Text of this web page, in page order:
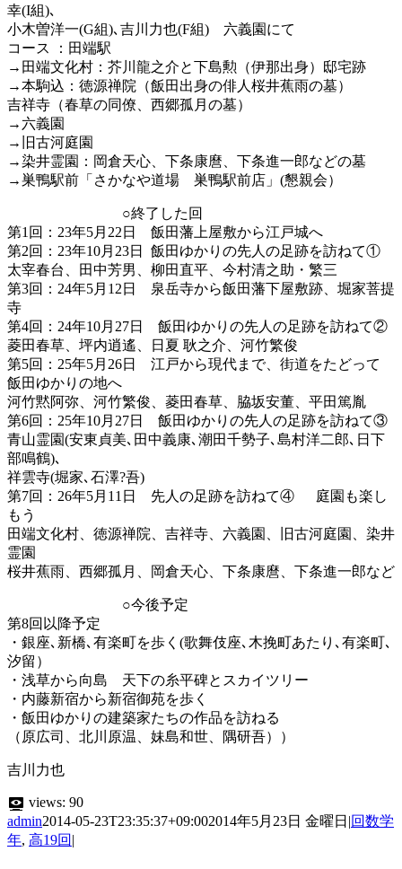
幸(I組)､
小木曽洋一(G組)､吉川力也(F組) 六義園にて
コース ：田端駅
→田端文化村：芥川龍之介と下島勲（伊那出身）邸宅跡
→本駒込：徳源禅院（飯田出身の俳人桜井蕉雨の墓）
吉祥寺（春草の同僚、西郷孤月の墓）
→六義園
→旧古河庭園
→染井霊園：岡倉天心、下条康麿、下条進一郎などの墓
→巣鴨駅前「さかなや道場 巣鴨駅前店」(懇親会）
○終了した回
第1回：23年5月22日 飯田藩上屋敷から江戸城へ
第2回：23年10月23日 飯田ゆかりの先人の足跡を訪ねて①
太宰春台、田中芳男、柳田直平、今村清之助・繁三
第3回：24年5月12日 泉岳寺から飯田藩下屋敷跡、堀家菩提
寺
第4回：24年10月27日 飯田ゆかりの先人の足跡を訪ねて②
菱田春草、坪内逍遙、日夏 耿之介、河竹繁俊
第5回：25年5月26日 江戸から現代まで、街道をたどって
飯田ゆかりの地へ
河竹黙阿弥、河竹繁俊、菱田春草、脇坂安董、平田篤胤
第6回：25年10月27日 飯田ゆかりの先人の足跡を訪ねて③
青山霊園(安東貞美､田中義康､潮田千勢子､島村洋二郎､日下
部鳴鶴)､
祥雲寺(堀家､石澤?吾)
第7回：26年5月11日 先人の足跡を訪ねて④ 庭園も楽し
もう
田端文化村、徳源禅院、吉祥寺、六義園、旧古河庭園、染井
霊園
桜井蕉雨、西郷孤月、岡倉天心、下条康麿、下条進一郎など
○今後予定
第8回以降予定
・銀座､新橋､有楽町を歩く(歌舞伎座､木挽町あたり､有楽町､
汐留）
・浅草から向島 天下の糸平碑とスカイツリー
・内藤新宿から新宿御苑を歩く
・飯田ゆかりの建築家たちの作品を訪ねる
（原広司、北川原温、妹島和世、隅研吾））
吉川力也
views: 90
admin2014-05-23T23:35:37+09:002014年5月23日 金曜日 |回数学
年, 高19回 |